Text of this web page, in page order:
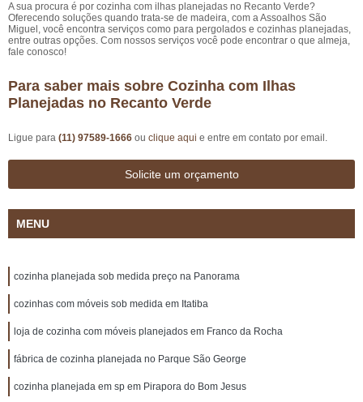
A sua procura é por cozinha com ilhas planejadas no Recanto Verde?
Oferecendo soluções quando trata-se de madeira, com a Assoalhos São
Miguel, você encontra serviços como para pergolados e cozinhas planejadas,
entre outras opções. Com nossos serviços você pode encontrar o que almeja,
fale conosco!
Para saber mais sobre Cozinha com Ilhas
Planejadas no Recanto Verde
Ligue para (11) 97589-1666 ou clique aqui e entre em contato por email.
Solicite um orçamento
MENU
cozinha planejada sob medida preço na Panorama
cozinhas com móveis sob medida em Itatiba
loja de cozinha com móveis planejados em Franco da Rocha
fábrica de cozinha planejada no Parque São George
cozinha planejada em sp em Pirapora do Bom Jesus